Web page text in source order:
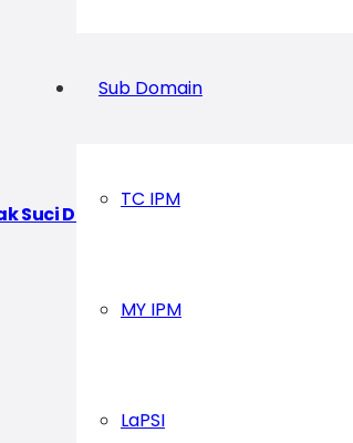
Sub Domain
TC IPM
MY IPM
LaPSI
Suci Diapresiasi Beasiswa Pendidikan